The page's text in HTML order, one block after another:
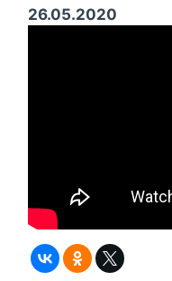
26.05.2020